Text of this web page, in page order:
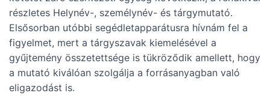
részletes Helynév-, személynév- és tárgymutató.
Elsősorban utóbbi segédletapparátusra hívnám fel a
figyelmet, mert a tárgyszavak kiemelésével a
gyűjtemény összetettsége is tükröződik amellett, hogy
a mutató kiválóan szolgálja a forrásanyagban való
eligazodást is.